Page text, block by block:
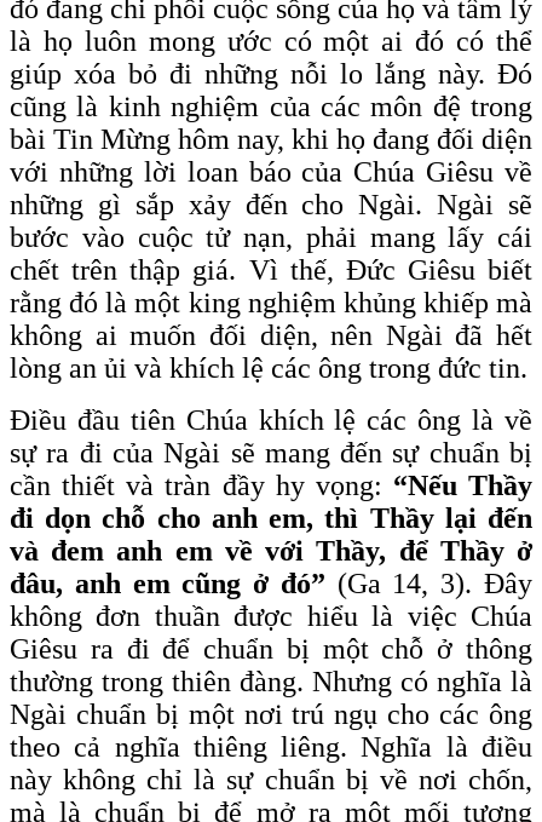
đó đang chi phối cuộc sống của họ và tâm lý
là họ luôn mong ước có một ai đó có thể
giúp xóa bỏ đi những nỗi lo lắng này. Đó
cũng là kinh nghiệm của các môn đệ trong
bài Tin Mừng hôm nay, khi họ đang đối diện
với những lời loan báo của Chúa Giêsu về
những gì sắp xảy đến cho Ngài. Ngài sẽ
bước vào cuộc tử nạn, phải mang lấy cái
chết trên thập giá. Vì thế, Đức Giêsu biết
rằng đó là một king nghiệm khủng khiếp mà
không ai muốn đối diện, nên Ngài đã hết
lòng an ủi và khích lệ các ông trong đức tin.
Điều đầu tiên Chúa khích lệ các ông là về
sự ra đi của Ngài sẽ mang đến sự chuẩn bị
cần thiết và tràn đầy hy vọng: “Nếu Thầy
đi dọn chỗ cho anh em, thì Thầy lại đến
và đem anh em về với Thầy, để Thầy ở
đâu, anh em cũng ở đó” (Ga 14, 3). Đây
không đơn thuần được hiểu là việc Chúa
Giêsu ra đi để chuẩn bị một chỗ ở thông
thường trong thiên đàng. Nhưng có nghĩa là
Ngài chuẩn bị một nơi trú ngụ cho các ông
theo cả nghĩa thiêng liêng. Nghĩa là điều
này không chỉ là sự chuẩn bị về nơi chốn,
mà là chuẩn bị để mở ra một mối tương